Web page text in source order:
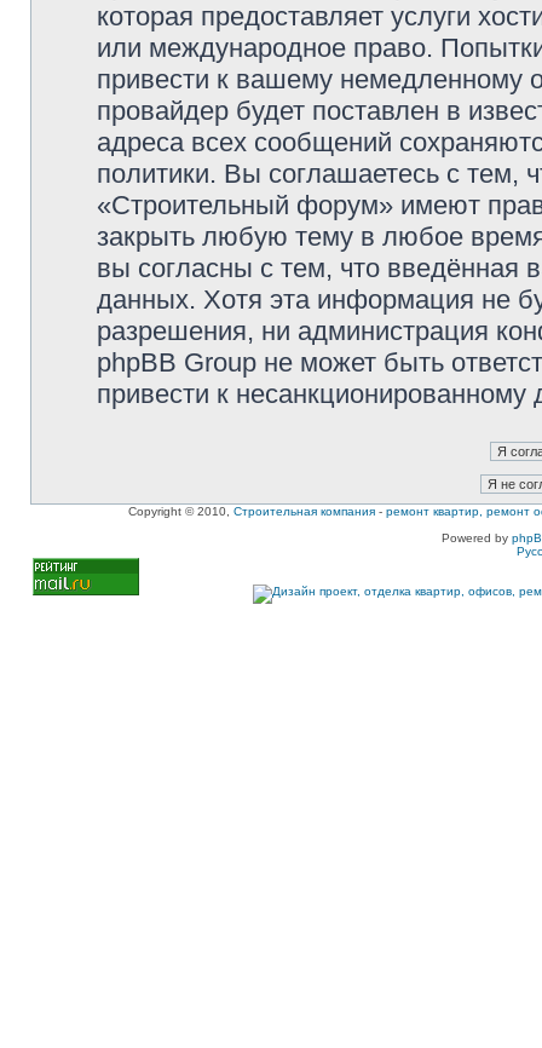
которая предоставляет услуги
или международное право.
привести к вашему немедленному
провайдер будет поставлен в
адреса всех сообщений
политики. Вы соглашаетесь с тем,
«Строительный форум» имеют
закрыть любую тему в любое
вы согласны с тем, что введённая
данных. Хотя эта информация не
разрешения, ни администрация
phpBB Group не может быть
привести к несанкционированному
Copyright © 2010, Строительная компания - ремонт квартир, ремонт
Powered by